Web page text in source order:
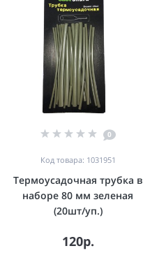
0
Код товара: 1031951
Термоусадочная трубка в
наборе 80 мм зеленая
(20шт/уп.)
120р.